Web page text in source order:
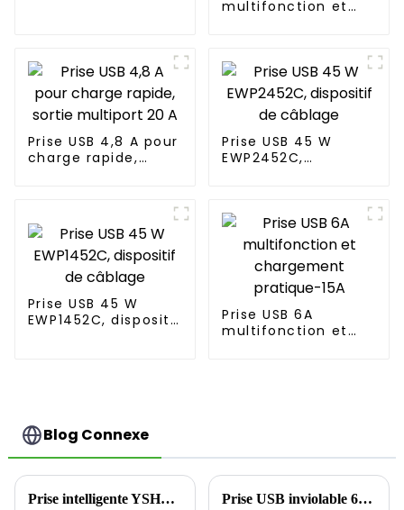
multifonction et
Prise USB 4,8 A pour
charge rapide,
Prise USB 45 W
EWP2452C,
Prise USB 45 W
EWP1452C, dispositif
Prise USB 6A
multifonction et
Blog Connexe
Prise intelligente YSHW101 : ouvrez un nouveau chapitre de l'extérieur Prise USB inviolable 65 W 20 A : la puissance rencontre l'utilité